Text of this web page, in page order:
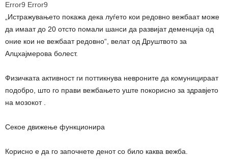
Error9 Error9
„Истражувањето покажа дека луѓето кои редовно вежбаат може
да имаат до 20 отсто помали шанси да развијат деменција од
оние кои не вежбаат редовно“, велат од Друштвото за
Алцхајмерова болест.
Физичката активност ги поттикнува невроните да комуницираат
подобро, што го прави вежбањето уште покорисно за здравјето
на мозокот .
Секое движење функционира
Корисно е да го започнете денот со било каква вежба.